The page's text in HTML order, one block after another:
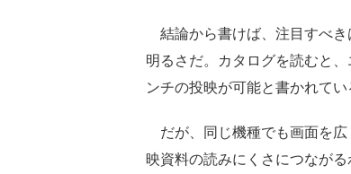
結論から書けば、注目すべ
明るさだ。カタログを読むと
ンチの投映が可能と書かれてい
だが、同じ機種でも画面を広
映資料の読みにくさにつなが